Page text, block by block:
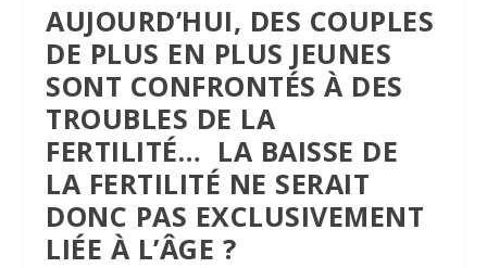
AUJOURD’HUI, DES COUPLES
DE PLUS EN PLUS JEUNES
SONT CONFRONTÉS À DES
TROUBLES DE LA
FERTILITÉ… LA BAISSE DE
LA FERTILITÉ NE SERAIT
DONC PAS EXCLUSIVEMENT
LIÉE À L’ÂGE ?